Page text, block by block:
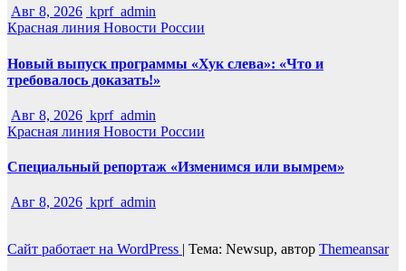
Авг 8, 2026 kprf_admin
Красная линия Новости России
Новый выпуск программы «Хук слева»: «Что и
требовалось доказать!»
Авг 8, 2026 kprf_admin
Красная линия Новости России
Специальный репортаж «Изменимся или вымрем»
Авг 8, 2026 kprf_admin
Сайт работает на WordPress | Тема: Newsup, автор Themeansar